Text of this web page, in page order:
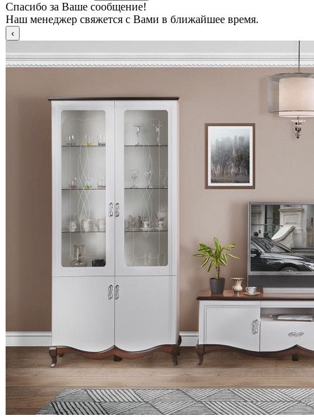
Спасибо за Ваше сообщение!
Наш менеджер свяжется с Вами в ближайшее время.